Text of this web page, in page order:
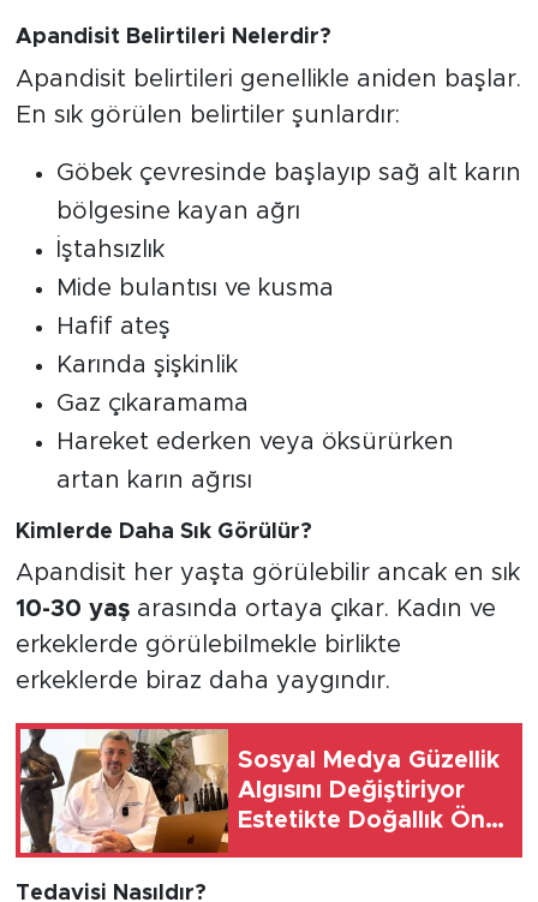
Apandisit Belirtileri Nelerdir?
Apandisit belirtileri genellikle aniden başlar.
En sık görülen belirtiler şunlardır:
Göbek çevresinde başlayıp sağ alt karın
bölgesine kayan ağrı
İştahsızlık
Mide bulantısı ve kusma
Hafif ateş
Karında şişkinlik
Gaz çıkaramama
Hareket ederken veya öksürürken
artan karın ağrısı
Kimlerde Daha Sık Görülür?
Apandisit her yaşta görülebilir ancak en sık
10-30 yaşarasında ortaya çıkar. Kadın ve
erkeklerde görülebilmekle birlikte
erkeklerde biraz daha yaygındır.
Sosyal Medya Güzellik
Algısını Değiştiriyor
Estetikte Doğallık Ön
Tedavisi Nasıldır?